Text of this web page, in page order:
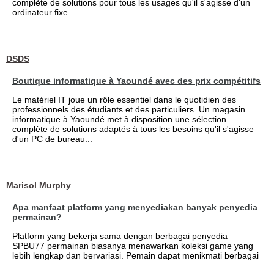
complète de solutions pour tous les usages qu'il s'agisse d'un
ordinateur fixe...
DSDS
Boutique informatique à Yaoundé avec des prix compétitifs
Le matériel IT joue un rôle essentiel dans le quotidien des
professionnels des étudiants et des particuliers. Un magasin
informatique à Yaoundé met à disposition une sélection
complète de solutions adaptés à tous les besoins qu'il s'agisse
d'un PC de bureau...
Marisol Murphy
Apa manfaat platform yang menyediakan banyak penyedia
permainan?
Platform yang bekerja sama dengan berbagai penyedia
SPBU77 permainan biasanya menawarkan koleksi game yang
lebih lengkap dan bervariasi. Pemain dapat menikmati berbagai